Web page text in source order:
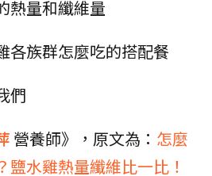
熱量和纖維量
各族群怎麼吃的搭配餐
們
營養師》，原文為： 怎麼
鹽水雞熱量纖維比一比！